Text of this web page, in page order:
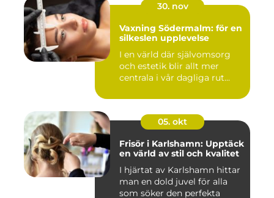
30. nov
Vaxning Södermalm: för en
silkeslen upplevelse
I en värld där självomsorg
och estetik blir allt mer
centrala i vår dagliga rut...
05. okt
Frisör i Karlshamn: Upptäck
en värld av stil och kvalitet
I hjärtat av Karlshamn hittar
man en dold juvel för alla
som söker den perfekta